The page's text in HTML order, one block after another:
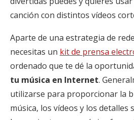
canción con distintos vídeos
Aparte de una estrategia de
necesitas un kit de prensa
ordenado que te dé la
tu música en Internet.
utilizarse para proporcionar la
música, los vídeos y los detalles